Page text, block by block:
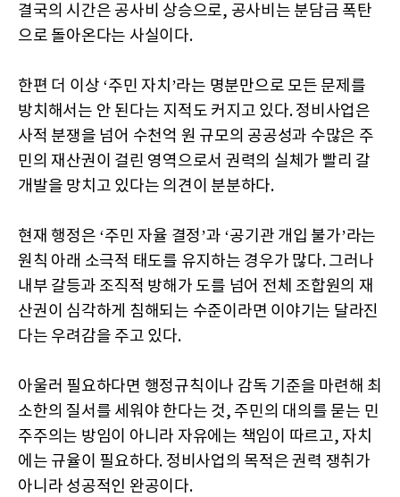
결국의 시간은 공사비 상승으로, 공사비는 분담금 폭탄
으로 돌아온다는 사실이다.
한편 더 이상 ‘주민 자치’라는 명분만으로 모든 문제를
방치해서는 안 된다는 지적도 커지고 있다. 정비사업은
사적 분쟁을 넘어 수천억 원 규모의 공공성과 수많은 주
민의 재산권이 걸린 영역으로서 권력의 실체가 빨리 갈
개발을 망치고 있다는 의견이 분분하다.
현재 행정은 ‘주민 자율 결정’과 ‘공기관 개입 불가’라는
원칙 아래 소극적 태도를 유지하는 경우가 많다. 그러나
내부 갈등과 조직적 방해가 도를 넘어 전체 조합원의 재
산권이 심각하게 침해되는 수준이라면 이야기는 달라진
다는 우려감을 주고 있다.
아울러 필요하다면 행정규칙이나 감독 기준을 마련해 최
소한의 질서를 세워야 한다는 것, 주민의 대의를 묻는 민
주주의는 방임이 아니라 자유에는 책임이 따르고, 자치
에는 규율이 필요하다. 정비사업의 목적은 권력 쟁취가
아니라 성공적인 완공이다.